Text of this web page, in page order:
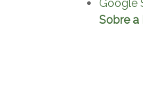
Google
Sobre a